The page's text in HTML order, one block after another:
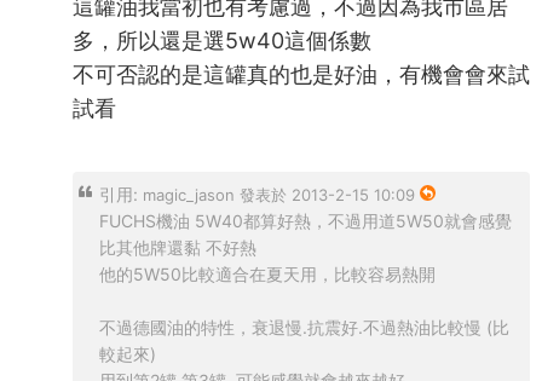
這罐油我當初也有考慮過，不過因為我市區居
多，所以還是選5w40這個係數
不可否認的是這罐真的也是好油，有機會會來試
試看
引用: magic_jason 發表於 2013-2-15 10:09
FUCHS機油 5W40都算好熱，不過用道5W50就會感覺
比其他牌還黏 不好熱
他的5W50比較適合在夏天用，比較容易熱開
不過德國油的特性，衰退慢.抗震好.不過熱油比較慢 (比
較起來)